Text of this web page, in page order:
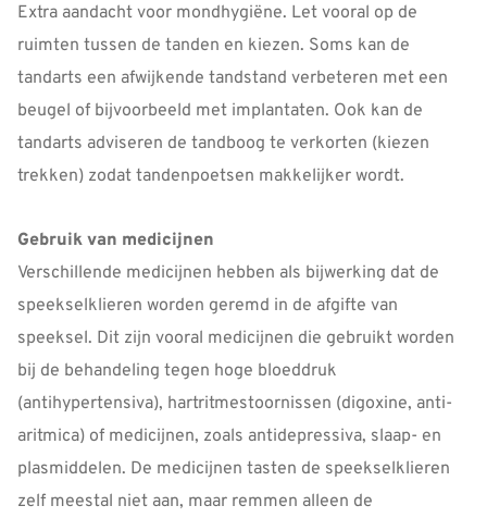
Extra aandacht voor mondhygiëne. Let vooral op de
ruimten tussen de tanden en kiezen. Soms kan de
tandarts een afwijkende tandstand verbeteren met een
beugel of bijvoorbeeld met implantaten. Ook kan de
tandarts adviseren de tandboog te verkorten (kiezen
trekken) zodat tandenpoetsen makkelijker wordt.
Gebruik van medicijnen
Verschillende medicijnen hebben als bijwerking dat de
speekselklieren worden geremd in de afgifte van
speeksel. Dit zijn vooral medicijnen die gebruikt worden
bij de behandeling tegen hoge bloeddruk
(antihypertensiva), hartritmestoornissen (digoxine, anti-
aritmica) of medicijnen, zoals antidepressiva, slaap- en
plasmiddelen. De medicijnen tasten de speekselklieren
zelf meestal niet aan, maar remmen alleen de